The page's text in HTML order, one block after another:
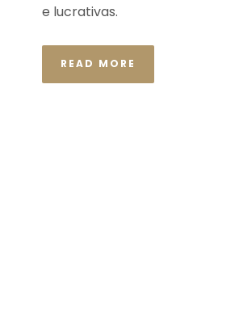
e lucrativas.
READ MORE